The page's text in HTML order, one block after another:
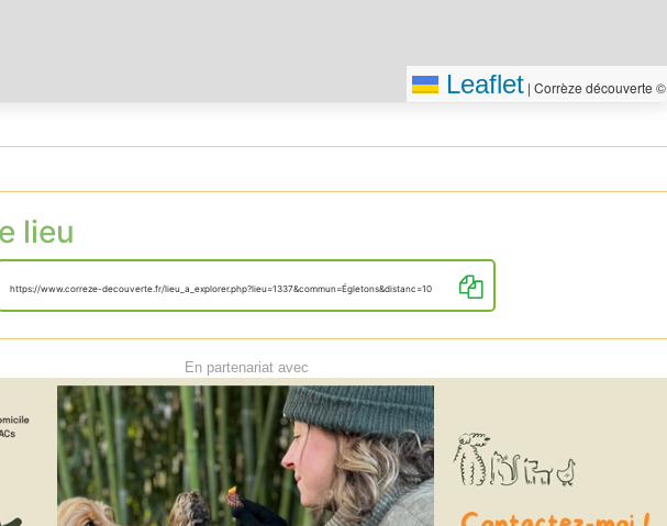
Leaflet | Corrèze découverte ©
lieu
https://www.correze-decouverte.fr/lieu_a_explorer.php?lieu=1337&commun=Égletons&distanc=10
En partenariat avec